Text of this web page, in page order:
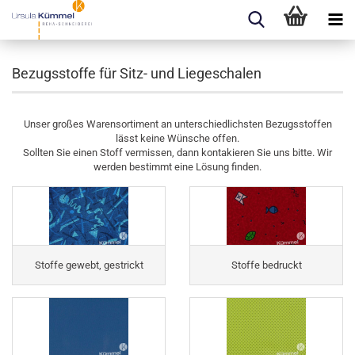
Bezugsstoffe für Sitz- und Liegeschalen
Unser großes Warensortiment an unterschiedlichsten Bezugsstoffen
lässt keine Wünsche offen.
Sollten Sie einen Stoff vermissen, dann kontakieren Sie uns bitte. Wir
werden bestimmt eine Lösung finden.
Stoffe gewebt, gestrickt Stoffe bedruckt